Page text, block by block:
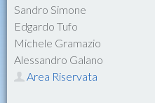
Sandro Simone
Edgardo Tufo
Michele Gramazio
Alessandro Galano
Area Riservata